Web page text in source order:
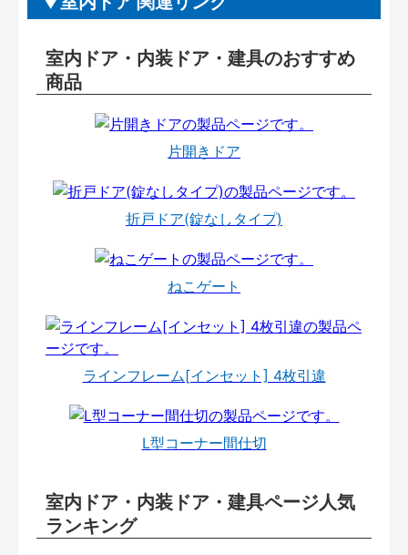
室内ドア・内装ドア・建具のおすすめ
商品
片開きドア
折戸ドア(錠なしタイプ)
ねこゲート
ラインフレーム[インセット] 4枚引違
L型コーナー間仕切
室内ドア・内装ドア・建具ページ人気
ランキング